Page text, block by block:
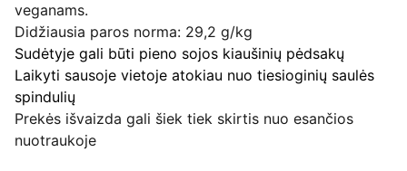
veganams.
Didžiausia paros norma: 29,2 g/kg
Sudėtyje gali būti pieno sojos kiaušinių pėdsakų
Laikyti sausoje vietoje atokiau nuo tiesioginių saulės
spindulių
Prekės išvaizda gali šiek tiek skirtis nuo esančios
nuotraukoje